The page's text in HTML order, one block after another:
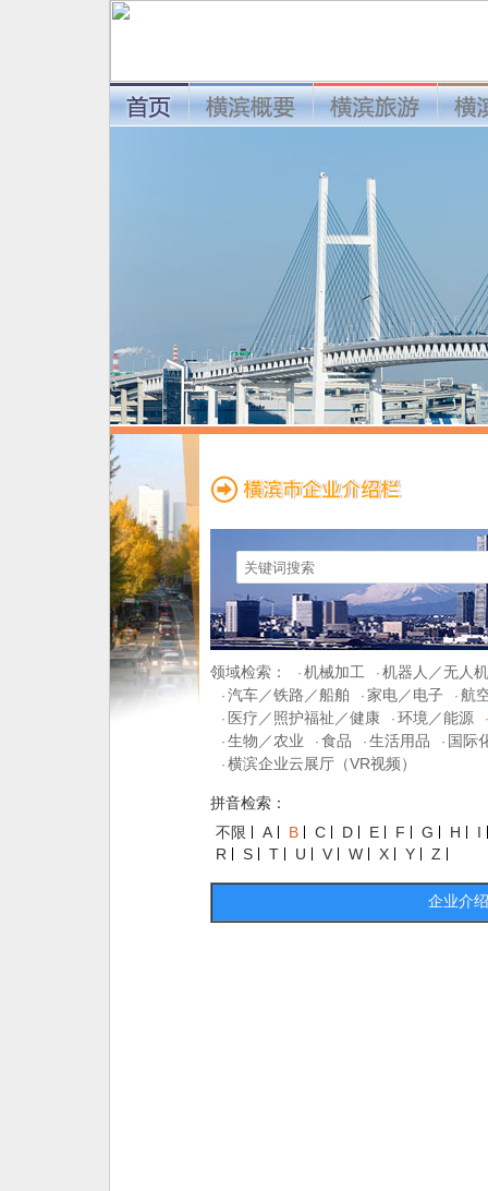
领域检索： · 机械加工 · 机器人／无人机
· 汽车／铁路／船舶 · 家电／电子 · 航
· 医疗／照护福祉／健康 · 环境／能源
·
· 生物／农业 · 食品 · 生活用品 · 国际
· 横滨企业云展厅（VR视频）
拼音检索：
不限
A B C D E F G H
I
R
S T U V W X Y Z
企业介绍